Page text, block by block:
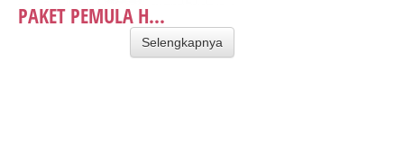
PAKET PEMULA H...
Selengkapnya